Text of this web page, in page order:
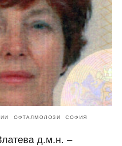
ОФТАЛМОЛОЗИ СОФИЯ
д.м.н. –